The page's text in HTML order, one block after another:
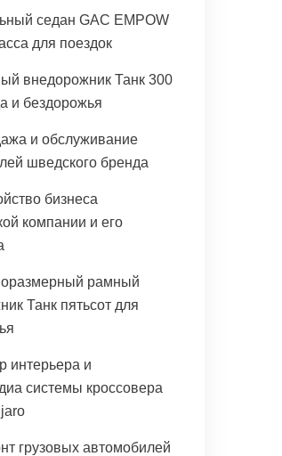
седан GAC EMPOW
для поездок
внедорожник Танк 300
и бездорожья
и обслуживание
шведского бренда
бизнеса
компании и его
рамный
Танк пятьсот для
интерьера и
системы кроссовера
грузовых автомобилей